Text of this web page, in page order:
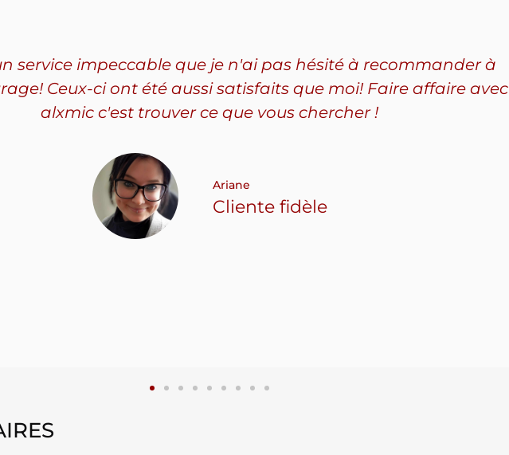
service impeccable que je n'ai pas hésité à recommander à
Ceux-ci ont été aussi satisfaits que moi! Faire affaire avec
alxmic c'est trouver ce que vous chercher !
Ariane
Cliente fidèle